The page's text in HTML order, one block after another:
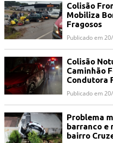
Colisão
Mobiliza
Fragosos
Publicado em
Colisão
Caminhão
Condutora
Publicado em
Problema
barranco e
bairro